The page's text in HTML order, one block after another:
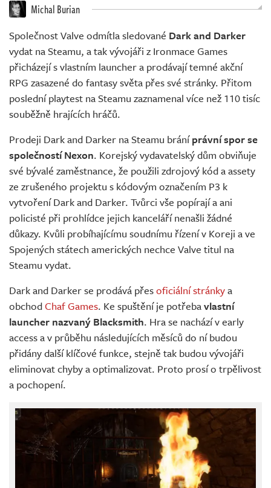
Živě Michal Burian
Společnost Valve odmítla sledované Dark and Darker
vydat na Steamu, a tak vývojáři z Ironmace Games
přicházejí s vlastním launcher a prodávají temné akční
RPG zasazené do fantasy světa přes své stránky. Přitom
poslední playtest na Steamu zaznamenal více než 110 tisíc
souběžně hrajících hráčů.
Prodeji Dark and Darker na Steamu bráníprávní spor se
společností Nexon. Korejský vydavatelský dům obviňuje
své bývalé zaměstnance, že použili zdrojový kód a assety
ze zrušeného projektu s kódovým označením P3 k
vytvoření Dark and Darker. Tvůrci vše popírají a ani
policisté při prohlídce jejich kanceláří nenašli žádné
důkazy. Kvůli probíhajícímu soudnímu řízení v Koreji a ve
Spojených státech amerických nechce Valve titul na
Steamu vydat.
Dark and Darker se prodává přesoficiální stránkya
obchodChaf Games. Ke spuštění je potřebavlastní
launcher nazvaný Blacksmith. Hra se nachází v early
access a v průběhu následujících měsíců do ní budou
přidány další klíčové funkce, stejně tak budou vývojáři
eliminovat chyby a optimalizovat. Proto prosí o trpělivost
a pochopení.